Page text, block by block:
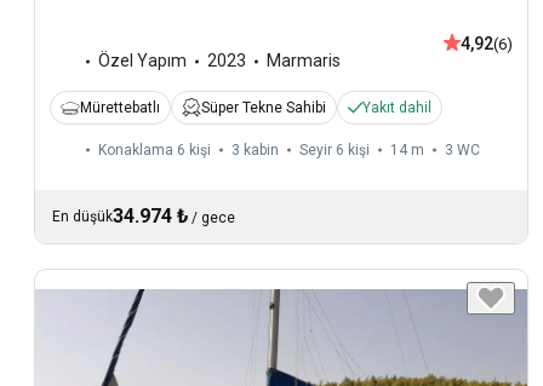
Özel Yapım 2023 Marmaris
4,92(6)
Mürettebatlı Süper Tekne Sahibi Yakıt dahil
Konaklama 6 kişi 3 kabin Seyir 6 kişi 14 m 3 WC
En düşük34.974 ₺ / gece